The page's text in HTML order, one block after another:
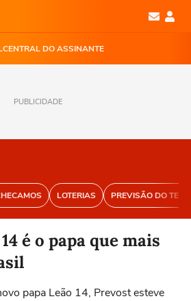
CENTRAL DO ASSINANTE
PUBLICIDADE
LOTERIAS PREVISÃO DO
é o papa que mais
papa Leão 14, Prevost esteve